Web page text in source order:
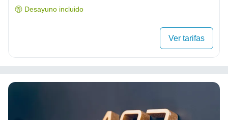
Desayuno incluido
Ver tarifas